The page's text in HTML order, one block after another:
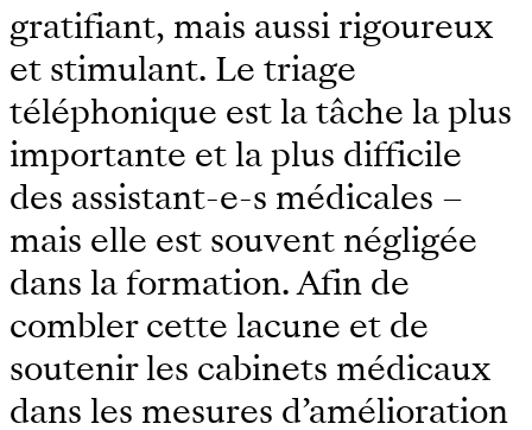
gratifiant, mais aussi rigoureux
et stimulant. Le triage
téléphonique est la tâche la plus
importante et la plus difficile
des assistant-e-s médicales –
mais elle est souvent négligée
dans la formation. Afin de
combler cette lacune et de
soutenir les cabinets médicaux
dans les mesures d’amélioration